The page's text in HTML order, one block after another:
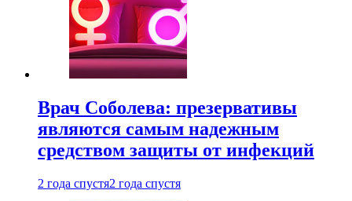
Врач Соболева: презервативы
являются самым надежным
средством защиты от инфекций
2 года спустя2 года спустя